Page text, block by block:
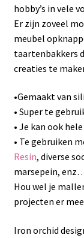
hobby’s in vele
Er zijn zoveel
meubel
taartenbakkers
creaties te
•Gemaakt van
• Super te
• Je kan ook
• Te gebruiken
Resin, diverse
marsepein,
Hou wel je
projecten er
Iron orchid